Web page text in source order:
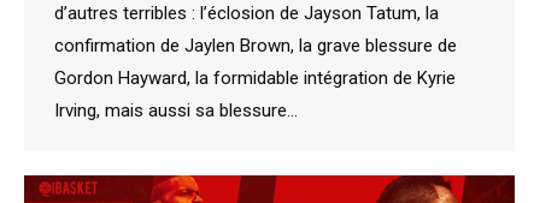
d’autres terribles : l’éclosion de Jayson Tatum, la
confirmation de Jaylen Brown, la grave blessure de
Gordon Hayward, la formidable intégration de Kyrie
Irving, mais aussi sa blessure…